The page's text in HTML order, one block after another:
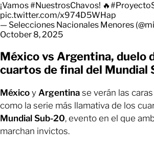
¡Vamos#NuestrosChavos! 🔥
pic.twitter.com/x974D5WHap
— Selecciones Nacionales Menores
October 8, 2025
México vs Argentina, duelo
cuartos de final del Mundial
México y Argentina se verán las
como la serie más llamativa de los
Mundial Sub-20, evento en el que
marchan invictos.